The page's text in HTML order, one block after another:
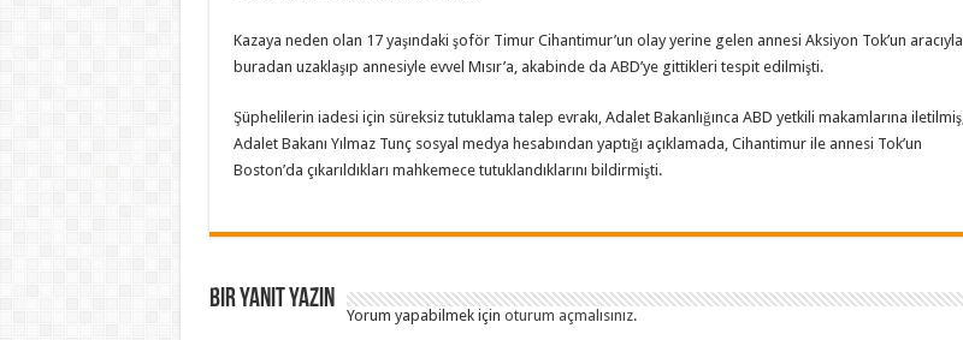
Kazaya neden olan 17 yaşındaki şoför Timur Cihantimur’un olay yerine gelen annesi Aksiyon Tok’un aracıyla
buradan uzaklaşıp annesiyle evvel Mısır’a, akabinde da ABD’ye gittikleri tespit edilmişti.
Şüphelilerin iadesi için süreksiz tutuklama talep evrakı, Adalet Bakanlığınca ABD yetkili makamlarına iletilmiş,
Adalet Bakanı Yılmaz Tunç sosyal medya hesabından yaptığı açıklamada, Cihantimur ile annesi Tok’un
Boston’da çıkarıldıkları mahkemece tutuklandıklarını bildirmişti.
Bir yanıt yazın
Yorum yapabilmek için oturum açmalısınız.